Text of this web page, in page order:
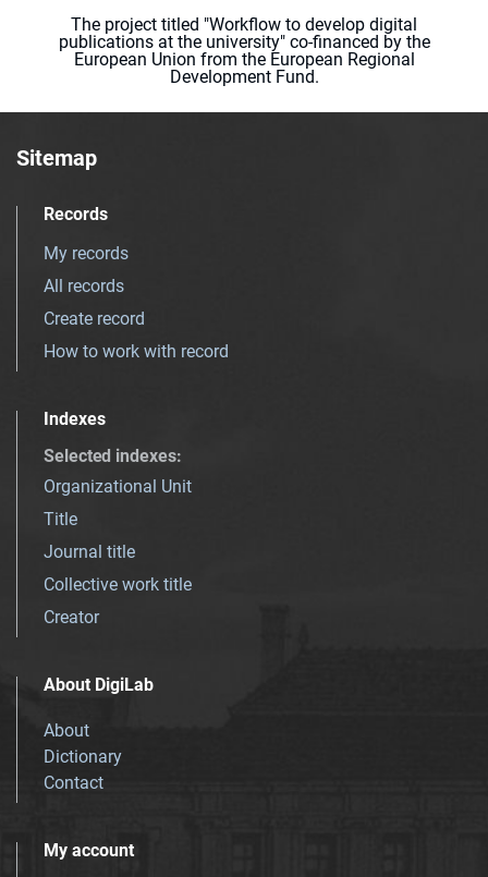
The project titled "Workflow to develop digital
publications at the university" co-financed by the
European Union from the European Regional
Development Fund.
Sitemap
Records
My records
All records
Create record
How to work with record
Indexes
Selected indexes:
Organizational Unit
Title
Journal title
Collective work title
Creator
About DigiLab
About
Dictionary
Contact
My account